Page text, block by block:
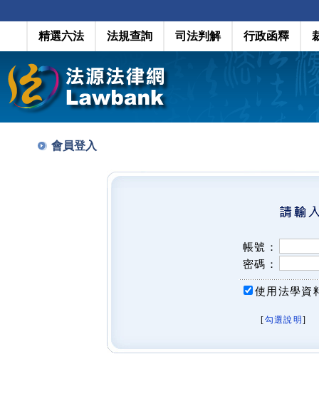
精選六法 法規查詢 司法判解 行政函釋
會員登入
帳號：
密碼：
使用法學資
[勾選說明 ]